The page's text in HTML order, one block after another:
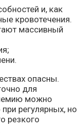
и, как
кровотечения.
массивный
опасны.
для
можно
регулярных, но
резкого